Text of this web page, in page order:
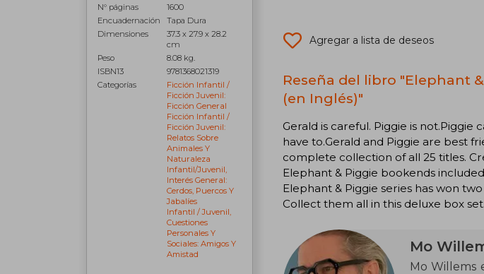
N° páginas
1600
Encuadernación
Tapa Dura
Dimensiones
37.3 x 27.9 x 28.2
cm
Peso
8.08 kg.
ISBN13
9781368021319
Categorías
Ficción Infantil /
Ficción Juvenil:
Ficción General
Ficción Infantil /
Ficción Juvenil:
Relatos Sobre
Animales Y
Naturaleza
Infantil/juvenil,
Interés General:
Cerdos, Puercos Y
Jabalíes
Infantil / Juvenil,
Cuestiones
Personales Y
Sociales: Amigos Y
Amistad
Agregar a lista de deseos
Reseña del libro "Elephant
(en Inglés)"
Gerald is careful. Piggie is
have to.Gerald and Piggie are best
complete collection of all 25 titles.
Elephant & Piggie bookends
Elephant & Piggie series has won
Collect them all in this deluxe box set.
Mo
Mo Willems